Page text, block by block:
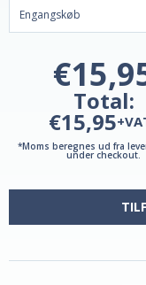
Total:
€15,95
*Moms beregnes ud fra
under checkout.